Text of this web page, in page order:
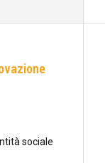
sociale